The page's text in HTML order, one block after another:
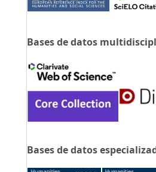
Bases de datos
Bases de datos